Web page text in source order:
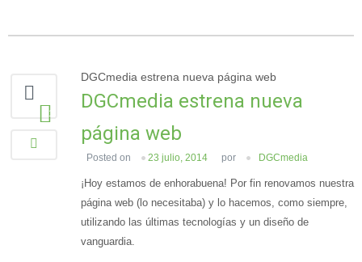
1
DGCmedia estrena nueva página web
DGCmedia estrena nueva
página web
Posted on 23 julio, 2014 por DGCmedia
¡Hoy estamos de enhorabuena! Por fin renovamos nuestra
página web (lo necesitaba) y lo hacemos, como siempre,
utilizando las últimas tecnologías y un diseño de
vanguardia.